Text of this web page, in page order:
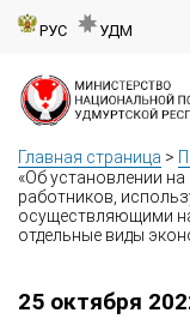
РУС УДМ
Главная страница >
«Об установлении
работников,
осуществляющими
отдельные виды
25 октября